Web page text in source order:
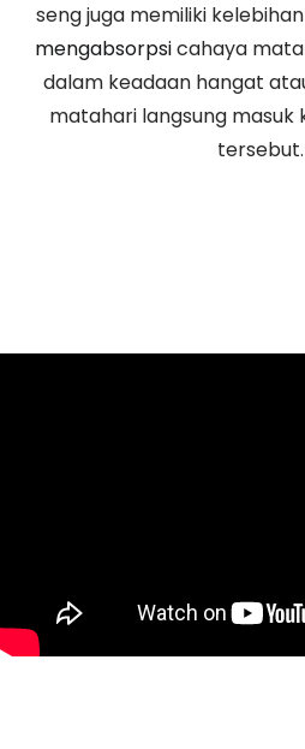
seng juga memiliki
mengabsorpsicahaya
dalam keadaan hangat
matahari langsung masuk
tersebut.